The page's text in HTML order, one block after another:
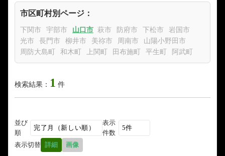
市区町村別ページ：
下関市 宇部市 山口市 萩市 防府市 下松市
岩国市
光市
長門市 柳井市 美祢市 周南市
山陽小野田市
周防大島町
和木町 上関町 田布施町 平生町 阿武町
検索結果： 1 件
並び
順
表示
件数
表示切替 詳細 画像